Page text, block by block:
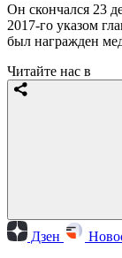
Он скончался 23
2017-го указом
был награжден
Читайте нас в
Дзен